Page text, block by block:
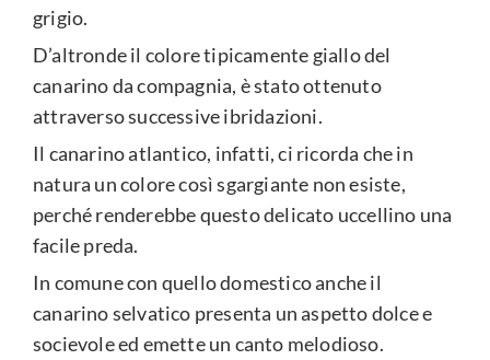
grigio.
D’altronde il colore tipicamente giallo del
canarino da compagnia, è stato ottenuto
attraverso successive ibridazioni.
Il canarino atlantico, infatti, ci ricorda che in
natura un colore così sgargiante non esiste,
perché renderebbe questo delicato uccellino una
facile preda.
In comune con quello domestico anche il
canarino selvatico presenta un aspetto dolce e
socievole ed emette un canto melodioso.